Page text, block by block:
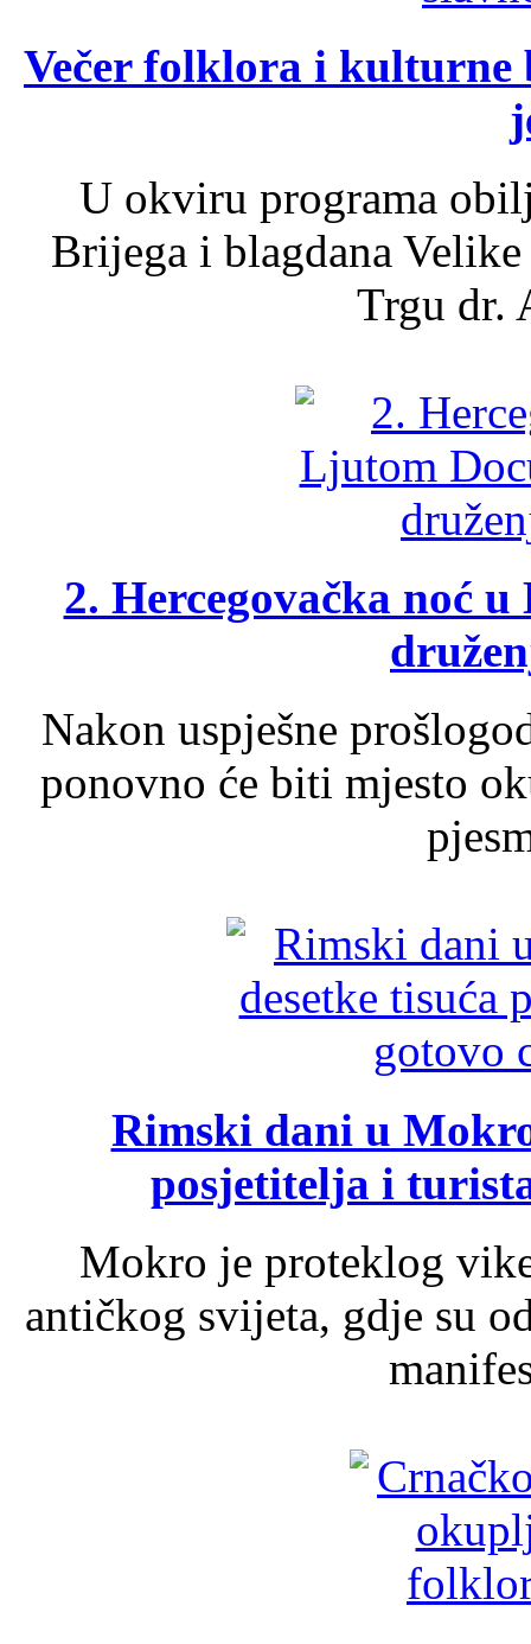
Večer folklora i kulturne
U okviru programa
Brijega i blagdana
Trgu dr.
2. Hercegovačka noć
Nakon uspješne
ponovno će biti mjesto
Rimski dani u
posjetitelja i
Mokro je proteklog
antičkog svijeta, gdje su